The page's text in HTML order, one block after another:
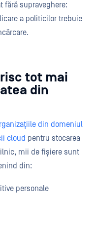
fără supraveghere:
a politicilor trebuie
tot mai
din
din domeniul
cloud pentru stocarea
mii de fișiere sunt
din:
personale